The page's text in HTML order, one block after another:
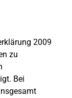
2009
zu
Bei